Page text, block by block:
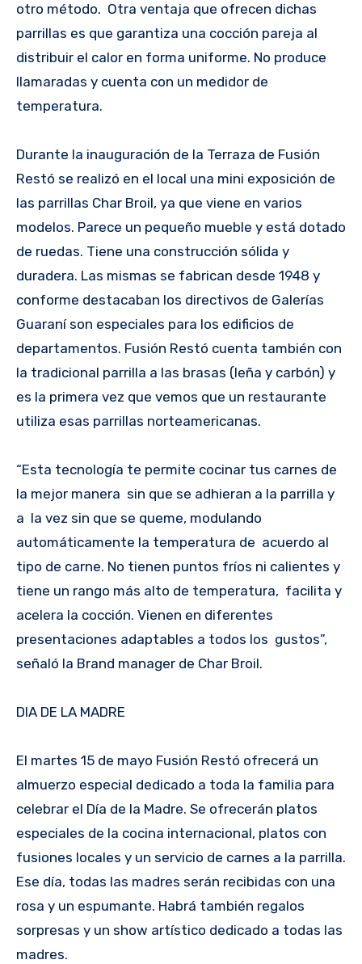
otro método. Otra ventaja que ofrecen dichas
parrillas es que garantiza una cocción pareja al
distribuir el calor en forma uniforme. No produce
llamaradas y cuenta con un medidor de
temperatura.
Durante la inauguración de la Terraza de Fusión
Restó se realizó en el local una mini exposición de
las parrillas Char Broil, ya que viene en varios
modelos. Parece un pequeño mueble y está dotado
de ruedas. Tiene una construcción sólida y
duradera. Las mismas se fabrican desde 1948 y
conforme destacaban los directivos de Galerías
Guaraní son especiales para los edificios de
departamentos. Fusión Restó cuenta también con
la tradicional parrilla a las brasas (leña y carbón) y
es la primera vez que vemos que un restaurante
utiliza esas parrillas norteamericanas.
“Esta tecnología te permite cocinar tus carnes de
la mejor manera sin que se adhieran a la parrilla y
a la vez sin que se queme, modulando
automáticamente la temperatura de acuerdo al
tipo de carne. No tienen puntos fríos ni calientes y
tiene un rango más alto de temperatura, facilita y
acelera la cocción. Vienen en diferentes
presentaciones adaptables a todos los gustos”,
señaló la Brand manager de Char Broil.
DIA DE LA MADRE
El martes 15 de mayo Fusión Restó ofrecerá un
almuerzo especial dedicado a toda la familia para
celebrar el Día de la Madre. Se ofrecerán platos
especiales de la cocina internacional, platos con
fusiones locales y un servicio de carnes a la parrilla.
Ese día, todas las madres serán recibidas con una
rosa y un espumante. Habrá también regalos
sorpresas y un show artístico dedicado a todas las
madres.